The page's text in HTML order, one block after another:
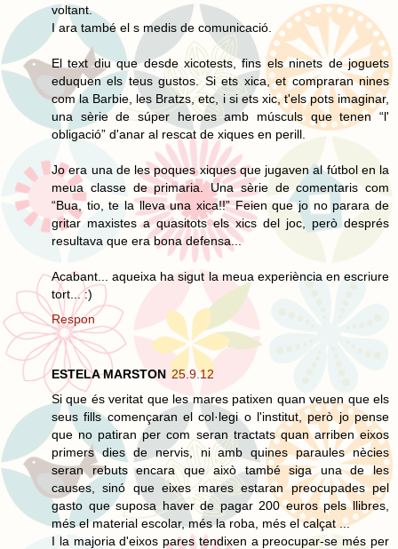
voltant.
I ara també el s medis de comunicació.
El text diu que desde xicotests, fins els ninets de joguets
eduquen els teus gustos. Si ets xica, et compraran nines
com la Barbie, les Bratzs, etc, i si ets xic, t'els pots imaginar,
una sèrie de súper heroes amb músculs que tenen “l'
obligació” d'anar al rescat de xiques en perill.
Jo era una de les poques xiques que jugaven al fútbol en la
meua classe de primaria. Una sèrie de comentaris com
“Bua, tio, te la lleva una xica!!” Feien que jo no parara de
gritar maxistes a quasitots els xics del joc, però després
resultava que era bona defensa...
Acabant... aqueixa ha sigut la meua experiència en escriure
tort... :)
Respon
ESTELA MARSTON 25.9.12
Si que és veritat que les mares patixen quan veuen que els
seus fills començaran el col·legi o l'institut, però jo pense
que no patiran per com seran tractats quan arriben eixos
primers dies de nervis, ni amb quines paraules nècies
seran rebuts encara que això també siga una de les
causes, sinó que eixes mares estaran preocupades pel
gasto que suposa haver de pagar 200 euros pels llibres,
més el material escolar, més la roba, més el calçat ...
I la majoria d'eixos pares tendixen a preocupar-se més per